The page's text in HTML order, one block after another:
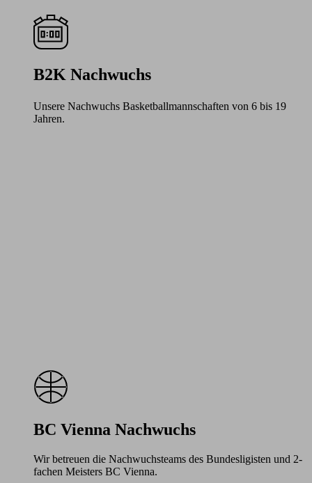
B2K Nachwuchs
Unsere Nachwuchs Basketballmannschaften von 6 bis 19
Jahren.
BC Vienna Nachwuchs
Wir betreuen die Nachwuchsteams des Bundesligisten und 2-
fachen Meisters BC Vienna.